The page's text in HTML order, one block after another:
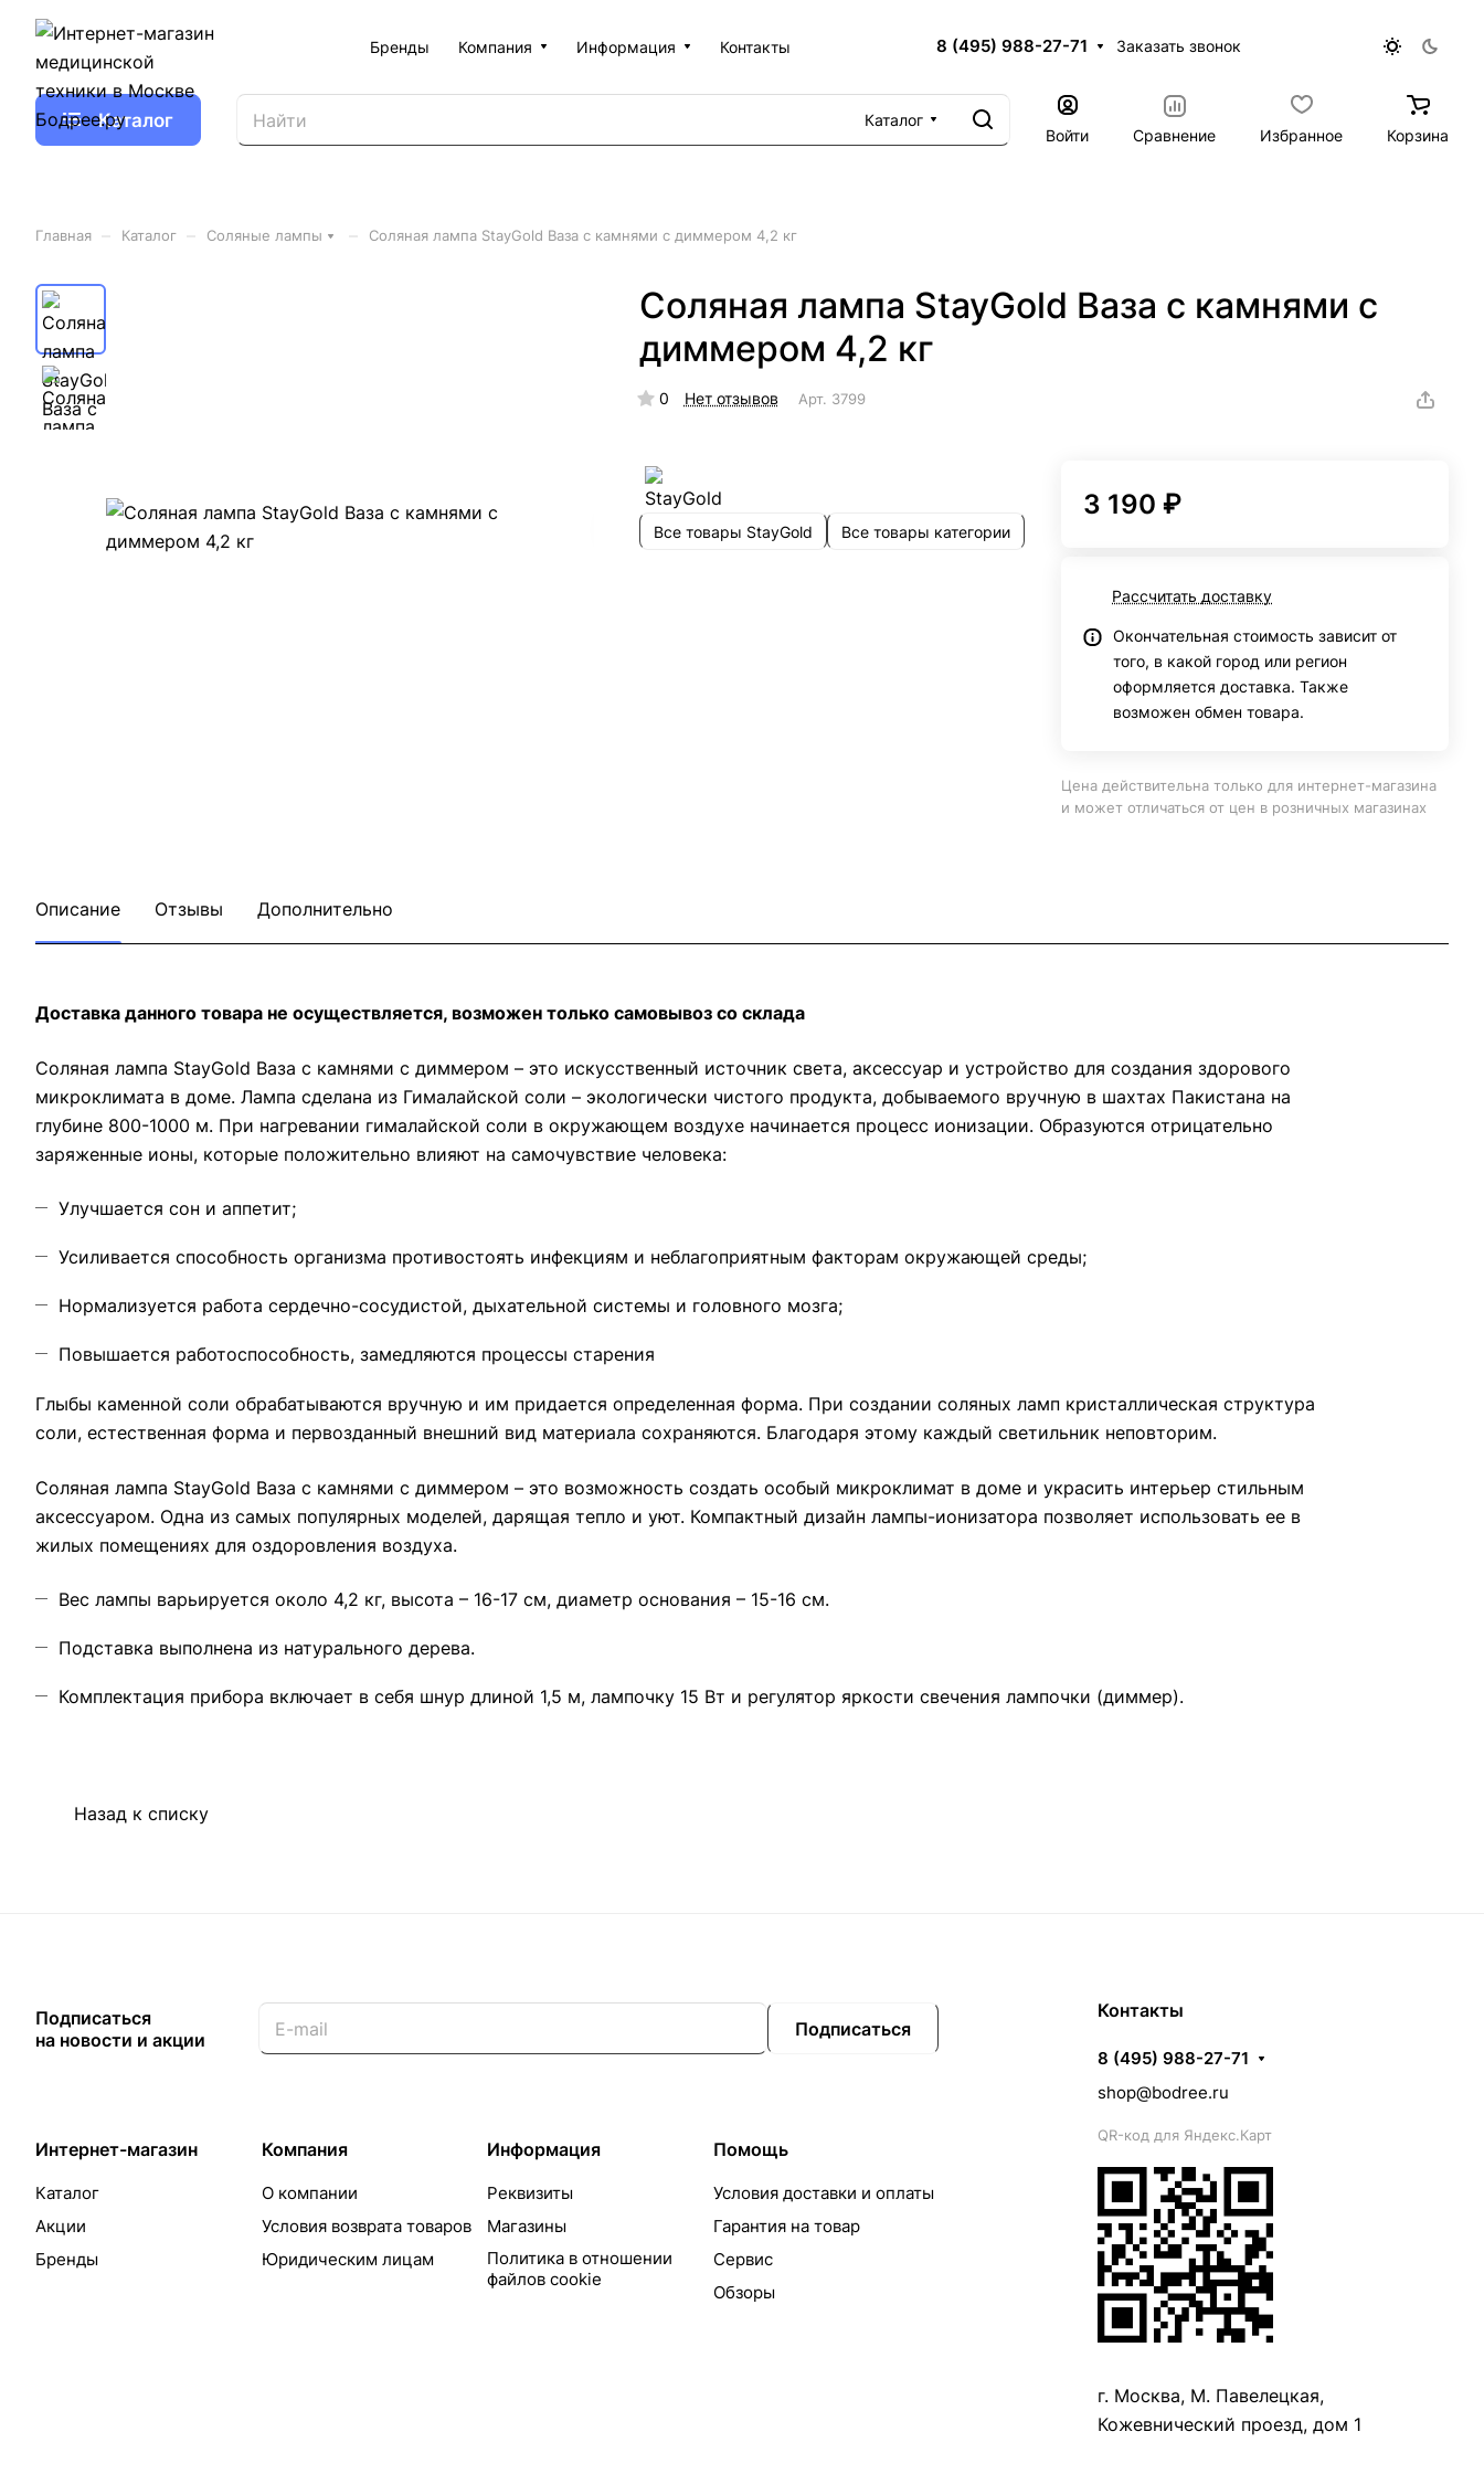
Бренды Компания Информация Контакты 8 (495) 988-27-71 Заказать звонок
Каталог
Каталог
Войти
Сравнение Избранное Корзина
Главная Каталог Соляные лампы Соляная лампа StayGold Ваза с камнями с диммером 4,2 кг
Соляная лампа StayGold Ваза с камнями с
диммером 4,2 кг
0 Нет отзывов Арт. 3799
Все товары StayGold Все товары категории
3 190 ₽
Рассчитать доставку
Окончательная стоимость зависит от
того, в какой город или регион
оформляется доставка. Также
возможен обмен товара.
Цена действительна только для интернет-магазина
и может отличаться от цен в розничных магазинах
Описание Отзывы Дополнительно
Доставка данного товара не осуществляется, возможен только самовывоз со склада
Соляная лампа StayGold Ваза с камнями с диммером – это искусственный источник света, аксессуар и устройство для создания здорового
микроклимата в доме. Лампа сделана из Гималайской соли – экологически чистого продукта, добываемого вручную в шахтах Пакистана на
глубине 800-1000 м. При нагревании гималайской соли в окружающем воздухе начинается процесс ионизации. Образуются отрицательно
заряженные ионы, которые положительно влияют на самочувствие человека:
Улучшается сон и аппетит;
Усиливается способность организма противостоять инфекциям и неблагоприятным факторам окружающей среды;
Нормализуется работа сердечно-сосудистой, дыхательной системы и головного мозга;
Повышается работоспособность, замедляются процессы старения
Глыбы каменной соли обрабатываются вручную и им придается определенная форма. При создании соляных ламп кристаллическая структура
соли, естественная форма и первозданный внешний вид материала сохраняются. Благодаря этому каждый светильник неповторим.
Соляная лампа StayGold Ваза с камнями с диммером – это возможность создать особый микроклимат в доме и украсить интерьер стильным
аксессуаром. Одна из самых популярных моделей, дарящая тепло и уют. Компактный дизайн лампы-ионизатора позволяет использовать ее в
жилых помещениях для оздоровления воздуха.
Вес лампы варьируется около 4,2 кг, высота – 16-17 см, диаметр основания – 15-16 см.
Подставка выполнена из натурального дерева.
Комплектация прибора включает в себя шнур длиной 1,5 м, лампочку 15 Вт и регулятор яркости свечения лампочки (диммер).
Назад к списку
Подписаться
на новости и акции
Подписаться
Интернет-магазин
Каталог
Акции
Бренды
Компания
О компании
Условия возврата товаров
Юридическим лицам
Информация
Реквизиты
Магазины
Политика в отношении
файлов cookie
Помощь
Условия доставки и оплаты
Гарантия на товар
Сервис
Обзоры
Контакты
8 (495) 988-27-71
shop@bodree.ru
QR-код для Яндекс.Карт
г. Москва, М. Павелецкая,
Кожевнический проезд, дом 1